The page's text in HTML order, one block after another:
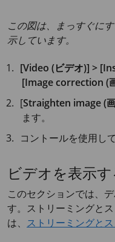
この図は、まっすぐに
示しています。
[Video (ビデオ)] >
[Image correction (
[Straighten image (
ます。
コントールを使用し
ビデオを表示
このセクションでは、
す。ストリーミングと
は、 ストリーミングと